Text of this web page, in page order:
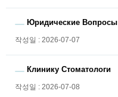
Юридические Вопросы
작성일 : 2026-07-07
Клинику Стоматологи
작성일 : 2026-07-08